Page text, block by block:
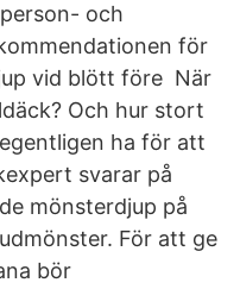
och
för
vid blött före När
Och hur stort
ha för att
svarar på
mönsterdjup på
För att ge
bör